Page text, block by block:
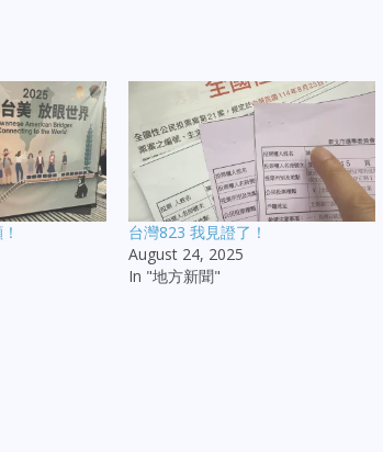
台灣823 我見證了！
August 24, 2025
In "地方新聞"